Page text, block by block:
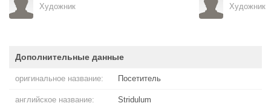
Художник Художник
Дополнительные данные
оригинальное название: Посетитель
английское название: Stridulum